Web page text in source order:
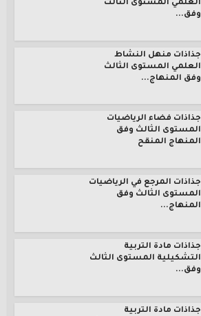
العلمي المستوى الثالث
وفق...
جذاذات منهل النشاط
العلمي المستوى الثالث
وفق المنهاج...
جذاذات فضاء الرياضيات
المستوى الثالث وفق
المنهاج المنقح
جذاذات المرجع في الرياضيات
المستوى الثالث وفق
المنهاج...
جذاذات مادة التربية
التشكيلية المستوى الثالث
وفق...
جذاذات مادة التربية